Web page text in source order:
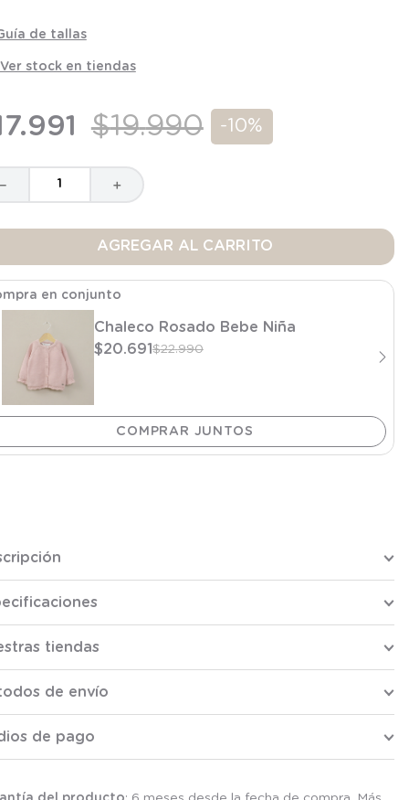
de tallas
Ver stock en tiendas
.991 $19.990 -10%
＋
－
AGREGAR AL CARRITO
en conjunto
Chaleco Rosado Bebe Niña
$20.691 $22.990
tiendas
de envío
de pago